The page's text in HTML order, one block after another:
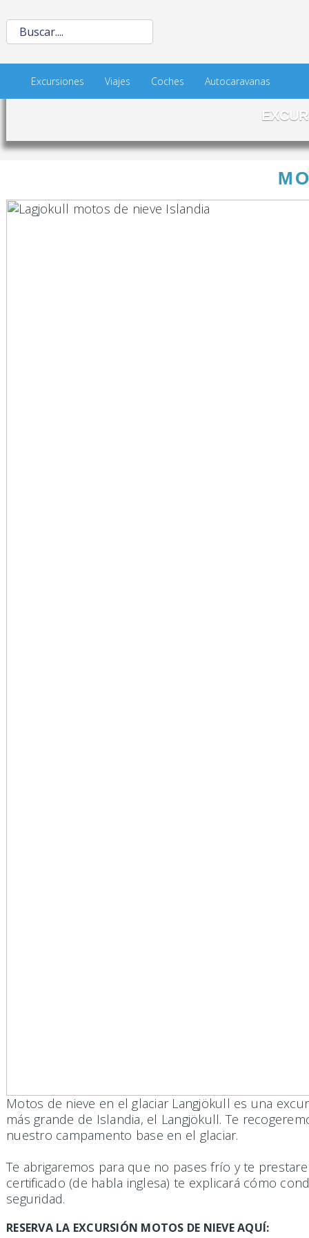
Excursiones Viajes Coches Autocaravanas
Motos de nieve en el glaciar Langjökull es una
más grande de Islandia, el Langjökull. Te
nuestro campamento base en el glaciar.
Te abrigaremos para que no pases frío y te
certificado (de habla inglesa) te explicará cómo
seguridad.
RESERVA LA EXCURSIÓN MOTOS DE NIEVE AQUÍ: